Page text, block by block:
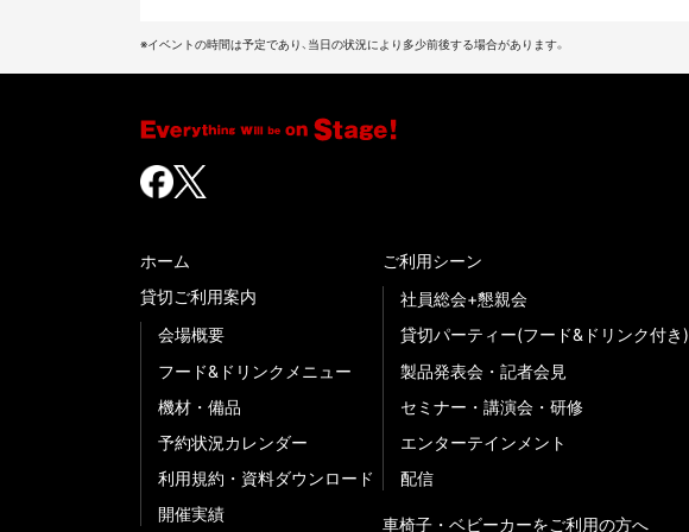
※イベントの時間は予定であり、当日の状況により多少前後する場合があります。
ホーム
貸切ご利用案内
会場概要
フード&ドリンクメニュー
機材・備品
予約状況カレンダー
利用規約・資料ダウンロード
開催実績
ご利用シーン
社員総会+懇親会
貸切パーティー(フード&ドリンク付き)
製品発表会・記者会見
セミナー・講演会・研修
エンターテインメント
配信
車椅子・ベビーカーをご利用の方へ